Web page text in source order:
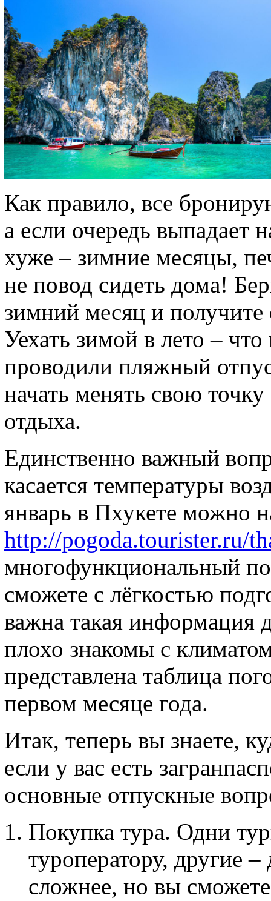
Как правило, все
а если очередь выпадает
хуже – зимние месяцы,
не повод сидеть дома!
зимний месяц и получите
Уехать зимой в лето –
проводили пляжный
начать менять свою
отдыха.
Единственно важный
касается температуры
январь в Пхукете можно
http://pogoda.tourister.ru/
многофункциональный
сможете с лёгкостью
важна такая информация
плохо знакомы с
представлена таблица
первом месяце года.
Итак, теперь вы знаете,
если у вас есть
основные отпускные
Покупка тура. Одни
туроператору, другие
сложнее, но вы